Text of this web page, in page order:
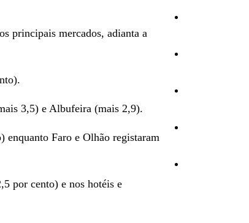
principais mercados, adianta a
3,5) e Albufeira (mais 2,9).
enquanto Faro e Olhão registaram
por cento) e nos hotéis e